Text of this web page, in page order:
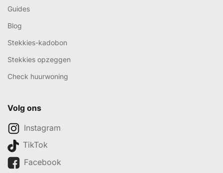
Guides
Blog
Stekkies-kadobon
Stekkies opzeggen
Check huurwoning
Volg ons
Instagram
TikTok
Facebook